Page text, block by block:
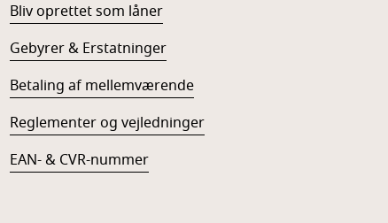
Bliv oprettet som låner
Gebyrer & Erstatninger
Betaling af mellemværende
Reglementer og vejledninger
EAN- & CVR-nummer